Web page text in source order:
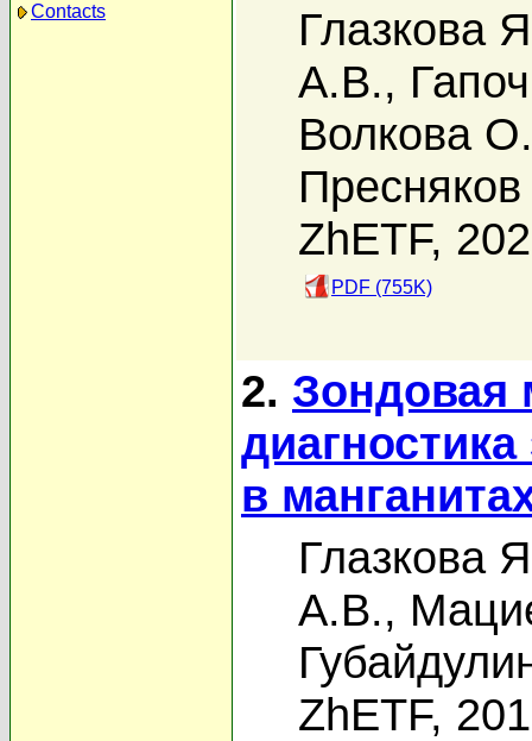
Contacts
Глазкова
А.В.,
Волкова
ZhETF,
PDF (755K)
2. Зондовая
в
Глазкова
А.В.,
ZhETF,